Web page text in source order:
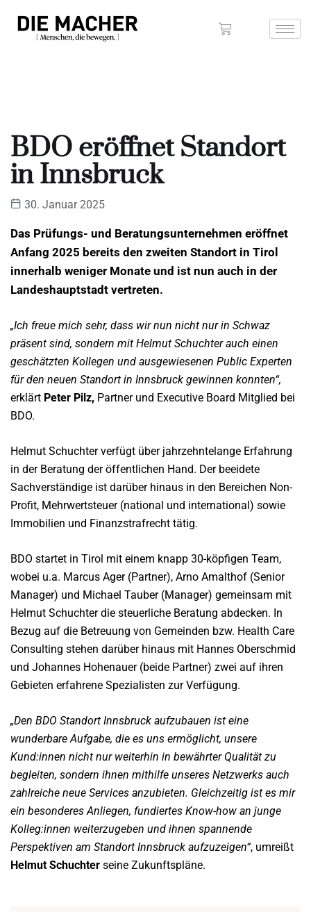
BDO eröffnet Standort
in Innsbruck
30. Januar 2025
Das Prüfungs- und Beratungsunternehmen eröffnet
Anfang 2025 bereits den zweiten Standort in Tirol
innerhalb weniger Monate und ist nun auch in der
Landeshauptstadt vertreten.
„Ich freue mich sehr, dass wir nun nicht nur in Schwaz
präsent sind, sondern mit Helmut Schuchter auch einen
geschätzten Kollegen und ausgewiesenen Public Experten
für den neuen Standort in Innsbruck gewinnen konnten“,
erklärt Peter Pilz, Partner und Executive Board Mitglied bei
BDO.
Helmut Schuchter verfügt über jahrzehntelange Erfahrung
in der Beratung der öffentlichen Hand. Der beeidete
Sachverständige ist darüber hinaus in den Bereichen Non-
Profit, Mehrwertsteuer (national und international) sowie
Immobilien und Finanzstrafrecht tätig.
BDO startet in Tirol mit einem knapp 30-köpfigen Team,
wobei u.a. Marcus Ager (Partner), Arno Amalthof (Senior
Manager) und Michael Tauber (Manager) gemeinsam mit
Helmut Schuchter die steuerliche Beratung abdecken. In
Bezug auf die Betreuung von Gemeinden bzw. Health Care
Consulting stehen darüber hinaus mit Hannes Oberschmid
und Johannes Hohenauer (beide Partner) zwei auf ihren
Gebieten erfahrene Spezialisten zur Verfügung.
„Den BDO Standort Innsbruck aufzubauen ist eine
wunderbare Aufgabe, die es uns ermöglicht, unsere
Kund:innen nicht nur weiterhin in bewährter Qualität zu
begleiten, sondern ihnen mithilfe unseres Netzwerks auch
zahlreiche neue Services anzubieten. Gleichzeitig ist es mir
ein besonderes Anliegen, fundiertes Know-how an junge
Kolleg:innen weiterzugeben und ihnen spannende
Perspektiven am Standort Innsbruck aufzuzeigen“, umreißt
Helmut Schuchter seine Zukunftspläne.